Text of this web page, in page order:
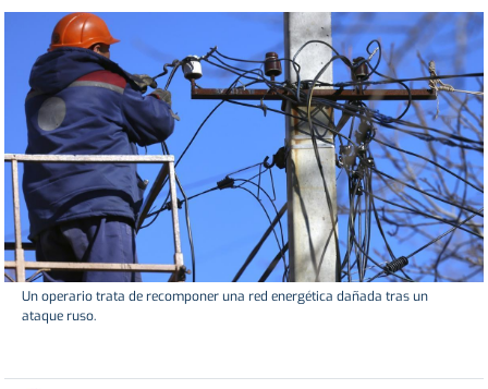
Un operario trata de recomponer una red energética dañada tras un
ataque ruso.